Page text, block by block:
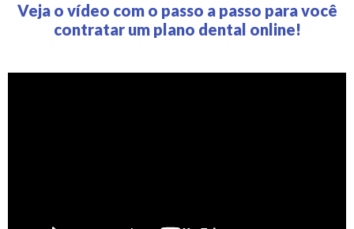
Veja o vídeo com o passo a passo para você
contratar um plano dental online!